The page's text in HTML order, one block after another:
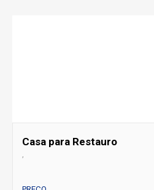
Casa para Restauro
,